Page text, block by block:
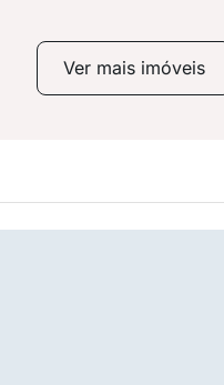
Ver mais imóveis